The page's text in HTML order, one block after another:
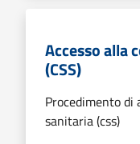
Accesso alla
(CSS)
Procedimento di
sanitaria (css)